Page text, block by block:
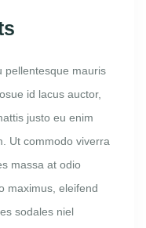
pellentesque mauris
id lacus auctor,
justo eu enim
Ut commodo viverra
massa at odio
maximus, eleifend
sodales niel